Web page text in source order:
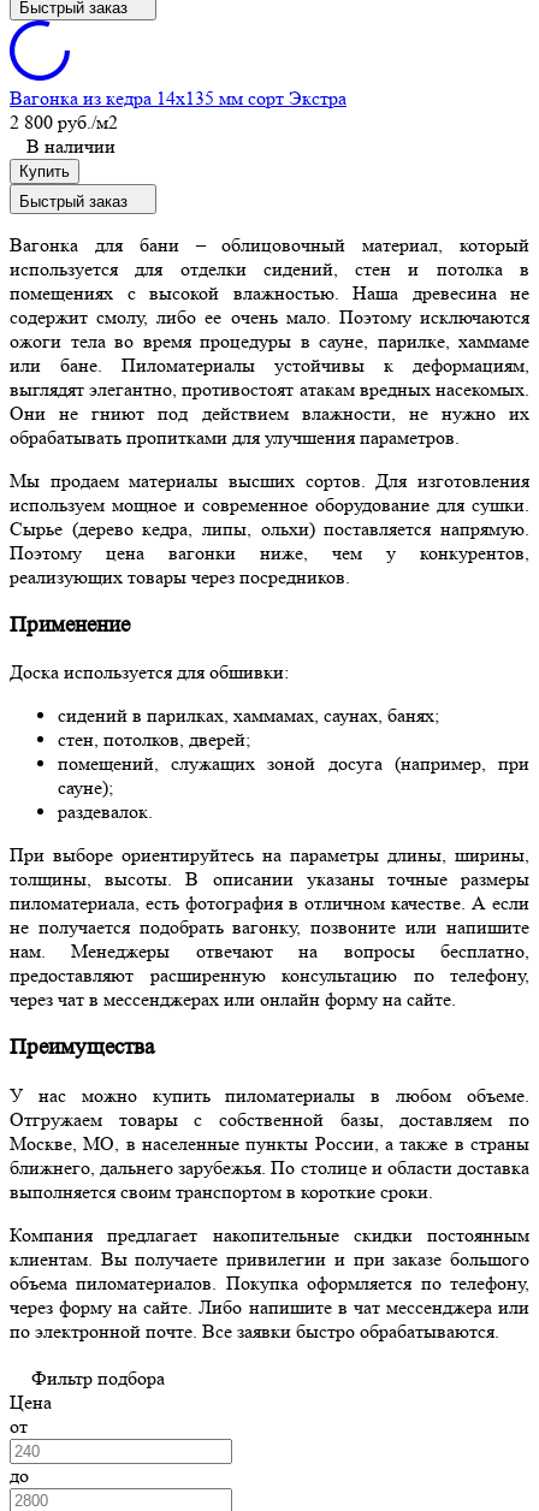
Быстрый заказ
Вагонка из кедра 14x135 мм сорт Экстра
2 800 руб./м2
В наличии
Купить
Быстрый заказ
Вагонка для бани – облицовочный материал, который
используется для отделки сидений, стен и потолка в
помещениях с высокой влажностью. Наша древесина не
содержит смолу, либо ее очень мало. Поэтому исключаются
ожоги тела во время процедуры в сауне, парилке, хаммаме
или бане. Пиломатериалы устойчивы к деформациям,
выглядят элегантно, противостоят атакам вредных насекомых.
Они не гниют под действием влажности, не нужно их
обрабатывать пропитками для улучшения параметров.
Мы продаем материалы высших сортов. Для изготовления
используем мощное и современное оборудование для сушки.
Сырье (дерево кедра, липы, ольхи) поставляется напрямую.
Поэтому цена вагонки ниже, чем у конкурентов,
реализующих товары через посредников.
Применение
Доска используется для обшивки:
сидений в парилках, хаммамах, саунах, банях;
стен, потолков, дверей;
помещений, служащих зоной досуга (например, при
сауне);
раздевалок.
При выборе ориентируйтесь на параметры длины, ширины,
толщины, высоты. В описании указаны точные размеры
пиломатериала, есть фотография в отличном качестве. А если
не получается подобрать вагонку, позвоните или напишите
нам. Менеджеры отвечают на вопросы бесплатно,
предоставляют расширенную консультацию по телефону,
через чат в мессенджерах или онлайн форму на сайте.
Преимущества
У нас можно купить пиломатериалы в любом объеме.
Отгружаем товары с собственной базы, доставляем по
Москве, МО, в населенные пункты России, а также в страны
ближнего, дальнего зарубежья. По столице и области доставка
выполняется своим транспортом в короткие сроки.
Компания предлагает накопительные скидки постоянным
клиентам. Вы получаете привилегии и при заказе большого
объема пиломатериалов. Покупка оформляется по телефону,
через форму на сайте. Либо напишите в чат мессенджера или
по электронной почте. Все заявки быстро обрабатываются.
Фильтр подбора
Цена
от
до